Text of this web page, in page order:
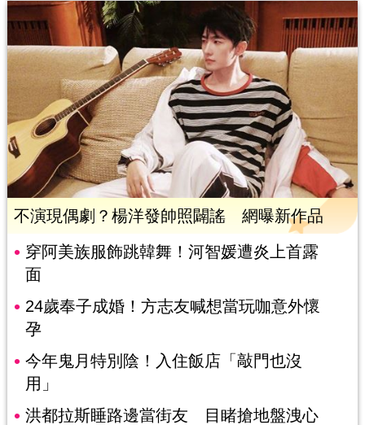
不演現偶劇？楊洋發帥照闢謠 網曝新作品
穿阿美族服飾跳韓舞！河智媛遭炎上首露
面
24歲奉子成婚！方志友喊想當玩咖意外懷
孕
今年鬼月特別陰！入住飯店「敲門也沒
用」
洪都拉斯睡路邊當街友 目睹搶地盤洩心